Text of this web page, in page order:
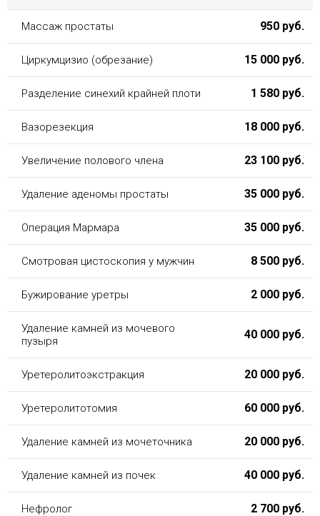
Массаж простаты 950 руб.
Циркумцизио (обрезание) 15 000 руб.
Разделение синехий крайней плоти 1 580 руб.
Вазорезекция 18 000 руб.
Увеличение полового члена 23 100 руб.
Удаление аденомы простаты 35 000 руб.
Операция Мармара 35 000 руб.
Смотровая цистоскопия у мужчин 8 500 руб.
Бужирование уретры 2 000 руб.
Удаление камней из мочевого
пузыря
40 000 руб.
Уретеролитоэкстракция 20 000 руб.
Уретеролитотомия 60 000 руб.
Удаление камней из мочеточника 20 000 руб.
Удаление камней из почек 40 000 руб.
Нефролог 2 700 руб.